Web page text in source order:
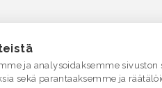
ja analysoidaksemme sivuston
sekä parantaaksemme ja